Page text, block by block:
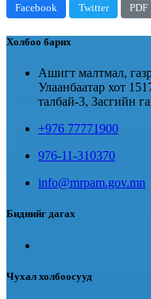
Facebook Twitter PDF
Холбоо барих
Ашигт малтмал,
Улаанбаатар хот
талбай-3, Засгийн
+976 77771900
976-11-310370
info@mrpam.gov.mn
Биднийг дагах
Чухал холбоосууд